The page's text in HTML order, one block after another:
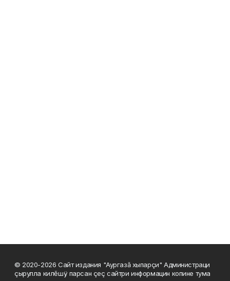
© 2020-2026 Сайт издания "Аургазă хыпарçи" Администраци
çырулла килĕшÿ парсан çеç сайтри информацин копине тума